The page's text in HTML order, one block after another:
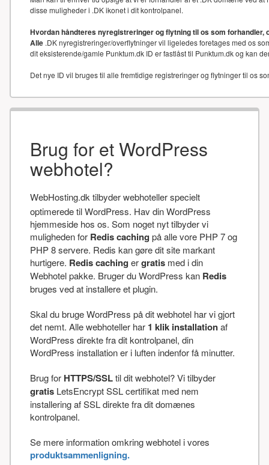
disse muligheder i .DK ikonet i dit kontrolpanel.
Hvordan håndteres nyregistreringer og flytning til os som
Alle .DK nyregistreringer/overflytninger vil ligeledes foretages med os
dit eksisterende/gamle Punktum.dk ID er fastlåst til Punktum.dk og kan
Det nye ID vil bruges til alle fremtidige registreringer og flytninger til os
Brug for et WordPress
webhotel?
WebHosting.dk tilbyder webhoteller specielt
optimerede til WordPress. Hav din WordPress
hjemmeside hos os. Som noget nyt tilbyder vi
muligheden for Redis caching på alle vore PHP 7 og
PHP 8 servere. Redis kan gøre dit site markant
hurtigere. Redis caching ergratis med i din
Webhotel pakke. Bruger du WordPress kan Redis
bruges ved at installere et plugin.
Skal du bruge WordPress på dit webhotel har vi gjort
det nemt. Alle webhoteller har 1 klik installationaf
WordPress direkte fra dit kontrolpanel, din
WordPress installation er i luften indenfor få minutter.
Brug for HTTPS/SSLtil dit webhotel? Vi tilbyder
gratis LetsEncrypt SSL certifikat med nem
installering af SSL direkte fra dit domænes
kontrolpanel.
Se mere information omkring webhotel i vores
produktsammenligning.